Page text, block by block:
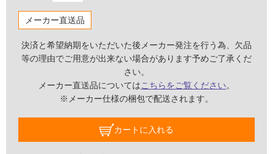
メーカー直送品
決済と希望納期をいただいた後メーカー発注を行う為、欠品
等の理由でご用意が出来ない場合があります予めご了承くだ
さい。
メーカー直送品についてはこちらをご覧ください。
※メーカー仕様の梱包で配送されます。
カートに入れる
し
て
い
な
内